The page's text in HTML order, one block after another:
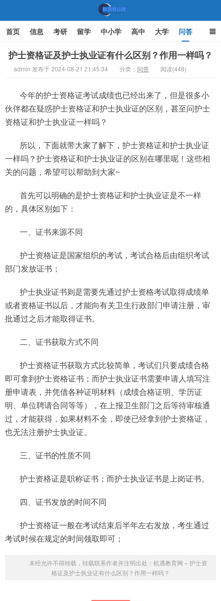
首页 信息 考研 留学 中小学 高中 大学 问答
文化 家庭教育
护士资格证及护士执业证有什么区别？作用一样吗？
admin 发布于 2024-08-21 21:45:34 分类： 问答 阅读(448)
今年的护士资格证考试成绩也已经出来了，但是很多小
伙伴都在疑惑护士资格证和护士执业证的区别，甚至问护士
资格证和护士执业证一样吗？
所以，下面就带大家了解下，护士资格证和护士执业证
一样吗？护士资格证和护士执业证的区别在哪里呢！这些相
关的问题，希望可以帮助到大家~
首先可以明确的是护士资格证和护士执业证是不一样
的，具体区别如下：
一、证书来源不同
护士资格证是国家组织的考试，考试合格后由组织考试
部门发放证书；
护士执业证书则是需要先通过护士资格考试取得成绩单
或者资格证书以后，才能向有关卫生行政部门申请注册，审
批通过之后才能取得证书。
二、证书获取方式不同
护士资格证书获取方式比较简单，考试们只要成绩合格
即可拿到护士资格证书；而护士执业证书需要申请人填写注
册申请表，并凭借各种证明材料（成绩合格证明、学历证
明、单位聘请合同等等），在上报卫生部门之后等待审核通
过，才能获得，如果材料不全，即使已经拿到护士资格证，
也无法注册护士执业证。
三、证书的性质不同
护士资格证是职称证书；而护士执业证书是上岗证书。
四、证书发放的时间不同
护士资格证一般在考试结束后半年左右发放，考生通过
考试时候在规定的时间领取即可；
未经允许不得转载，转载联系作者并注明出处： 机遇教育网 » 护士资
格证及护士执业证有什么区别？作用一样吗？